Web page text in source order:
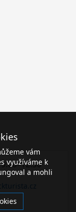
9.00–12.30
vám
využíváme k
a mohli